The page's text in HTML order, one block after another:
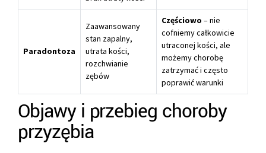
Paradontoza
Zaawansowany
stan zapalny,
utrata kości,
rozchwianie
zębów
Częściowo – nie
cofniemy całkowicie
utraconej kości, ale
możemy chorobę
zatrzymać i często
poprawić warunki
Objawy i przebieg choroby
przyzębia